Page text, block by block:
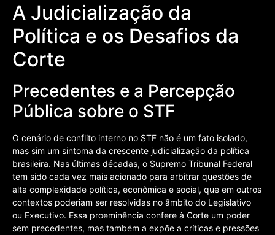
A Judicialização da
Política e os Desafios da
Corte
Precedentes e a Percepção
Pública sobre o STF
O cenário de conflito interno no STF não é um fato isolado,
mas sim um sintoma da crescente judicialização da política
brasileira. Nas últimas décadas, o Supremo Tribunal Federal
tem sido cada vez mais acionado para arbitrar questões de
alta complexidade política, econômica e social, que em outros
contextos poderiam ser resolvidas no âmbito do Legislativo
ou Executivo. Essa proeminência confere à Corte um poder
sem precedentes, mas também a expõe a críticas e pressões